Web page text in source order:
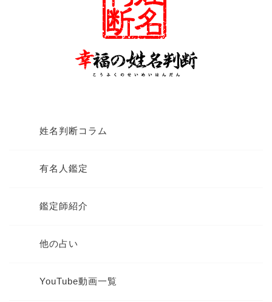
姓名判断コラム
有名人鑑定
鑑定師紹介
他の占い
YouTube動画一覧